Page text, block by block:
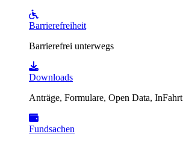
Barrierefreiheit
Barrierefrei unterwegs
Downloads
Anträge, Formulare, Open Data, InFahrt
Fundsachen